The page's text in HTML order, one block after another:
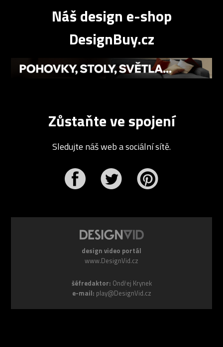
Náš design e-shop
DesignBuy.cz
Zůstaňte ve spojení
Sledujte náš web a sociální sítě.
design video portál
www.DesignVid.cz
šéfredaktor: Ondřej Krynek
e-mail: play@DesignVid.cz